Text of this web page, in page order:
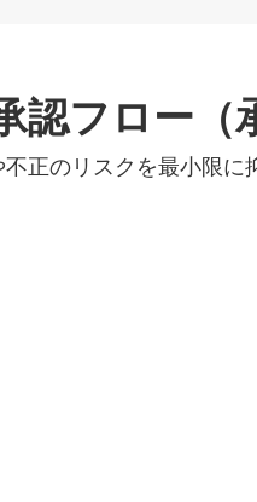
認フロー（
正のリスクを最小限に